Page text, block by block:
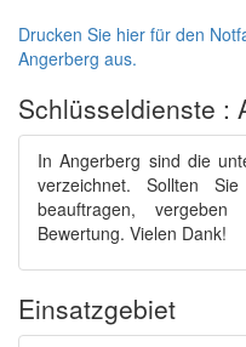
Drucken Sie hier für den
Angerberg aus.
Schlüsseldienste :
In Angerberg sind die
verzeichnet. Sollten
beauftragen,
Bewertung. Vielen Dank!
Einsatzgebiet